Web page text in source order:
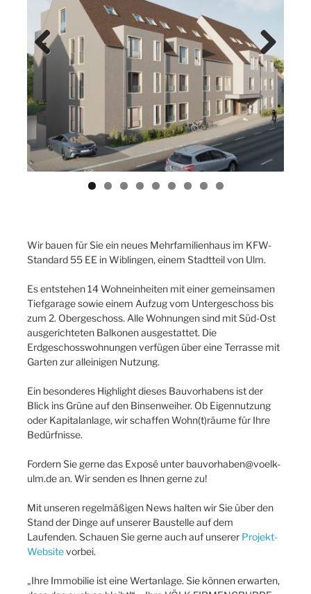
Previ
Next
Wir bauen für Sie ein neues Mehrfamilienhaus im KFW-
Standard 55 EE in Wiblingen, einem Stadtteil von Ulm.
Es entstehen 14 Wohneinheiten mit einer gemeinsamen
Tiefgarage sowie einem Aufzug vom Untergeschoss bis
zum 2. Obergeschoss. Alle Wohnungen sind mit Süd-Ost
ausgerichteten Balkonen ausgestattet. Die
Erdgeschosswohnungen verfügen über eine Terrasse mit
Garten zur alleinigen Nutzung.
Ein besonderes Highlight dieses Bauvorhabens ist der
Blick ins Grüne auf den Binsenweiher. Ob Eigennutzung
oder Kapitalanlage, wir schaffen Wohn(t)räume für Ihre
Bedürfnisse.
Fordern Sie gerne das Exposé unter bauvorhaben@voelk-
ulm.de an. Wir senden es Ihnen gerne zu!
Mit unseren regelmäßigen News halten wir Sie über den
Stand der Dinge auf unserer Baustelle auf dem
Laufenden. Schauen Sie gerne auch auf unserer Projekt-
Websitevorbei.
„Ihre Immobilie ist eine Wertanlage. Sie können erwarten,